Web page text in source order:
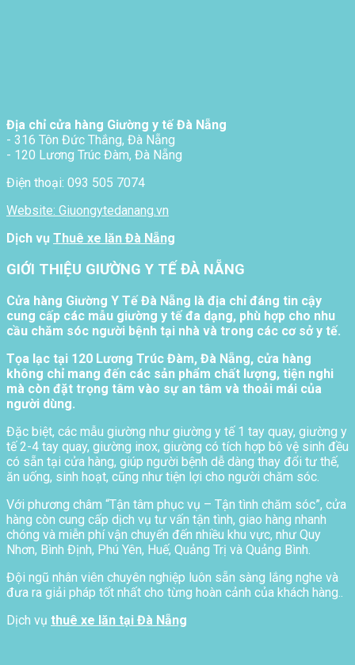
Địa chỉ cửa hàng Giường y tế Đà Nẵng
- 316 Tôn Đức Thắng, Đà Nẵng
- 120 Lương Trúc Đàm, Đà Nẵng
Điện thoại: 093 505 7074
Website: Giuongytedanang.vn
Dịch vụ Thuê xe lăn Đà Nẵng
GIỚI THIỆU GIƯỜNG Y TẾ ĐÀ NẴNG
Cửa hàng Giường Y Tế Đà Nẵng là địa chỉ đáng tin cậy
cung cấp các mẫu giường y tế đa dạng, phù hợp cho nhu
cầu chăm sóc người bệnh tại nhà và trong các cơ sở y tế.
Tọa lạc tại 120 Lương Trúc Đàm, Đà Nẵng, cửa hàng
không chỉ mang đến các sản phẩm chất lượng, tiện nghi
mà còn đặt trọng tâm vào sự an tâm và thoải mái của
người dùng.
Đặc biệt, các mẫu giường như giường y tế 1 tay quay, giường y
tế 2-4 tay quay, giường inox, giường có tích hợp bô vệ sinh đều
có sẵn tại cửa hàng, giúp người bệnh dễ dàng thay đổi tư thế,
ăn uống, sinh hoạt, cũng như tiện lợi cho người chăm sóc.
Với phương châm “Tận tâm phục vụ – Tận tình chăm sóc”, cửa
hàng còn cung cấp dịch vụ tư vấn tận tình, giao hàng nhanh
chóng và miễn phí vận chuyển đến nhiều khu vực, như Quy
Nhơn, Bình Định, Phú Yên, Huế, Quảng Trị và Quảng Bình.
Đội ngũ nhân viên chuyên nghiệp luôn sẵn sàng lắng nghe và
đưa ra giải pháp tốt nhất cho từng hoàn cảnh của khách hàng..
Dịch vụ thuê xe lăn tại Đà Nẵng